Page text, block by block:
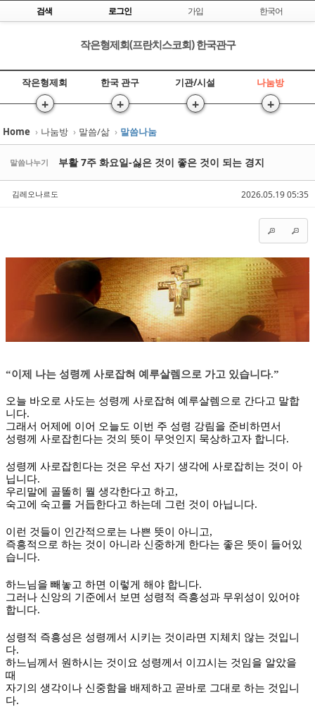
Skip to content
검색 로그인 가입 한국어
작은형제회(프란치스코회) 한국관구
작은형제회
+
한국 관구
+
기관/시설
+
나눔방
+
Home › 나눔방 › 말씀/삶 › 말씀나눔
말씀나누기
2026.05.19 05:35
부활 7주 화요일-싫은 것이 좋은 것이 되는 경지
김레오나르도
“이제 나는 성령께 사로잡혀 예루살렘으로 가고 있습니다.”
오늘 바오로 사도는 성령께 사로잡혀 예루살렘으로 간다고 말합
니다.
그래서 어제에 이어 오늘도 이번 주 성령 강림을 준비하면서
성령께 사로잡힌다는 것의 뜻이 무엇인지 묵상하고자 합니다.
성령께 사로잡힌다는 것은 우선 자기 생각에 사로잡히는 것이 아
닙니다.
우리말에 골똘히 뭘 생각한다고 하고,
숙고에 숙고를 거듭한다고 하는데 그런 것이 아닙니다.
이런 것들이 인간적으로는 나쁜 뜻이 아니고,
즉흥적으로 하는 것이 아니라 신중하게 한다는 좋은 뜻이 들어있
습니다.
하느님을 빼놓고 하면 이렇게 해야 합니다.
그러나 신앙의 기준에서 보면 성령적 즉흥성과 무위성이 있어야
합니다.
성령적 즉흥성은 성령께서 시키는 것이라면 지체치 않는 것입니
다.
하느님께서 원하시는 것이요 성령께서 이끄시는 것임을 알았을
때
자기의 생각이나 신중함을 배제하고 곧바로 그대로 하는 것입니
다.
Sketchbook5, 스케치북5
Sketchbook5, 스케치북5
Sketchbook5, 스케치북5
Sketchbook5, 스케치북5